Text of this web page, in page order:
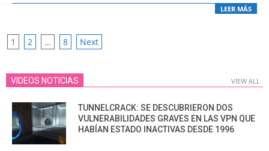
LEER MÁS
POSTS
1 2 … 8 Next
VIDEOS NOTICIAS VIEW ALL
TUNNELCRACK: SE DESCUBRIERON DOS
VULNERABILIDADES GRAVES EN LAS VPN QUE
HABÍAN ESTADO INACTIVAS DESDE 1996